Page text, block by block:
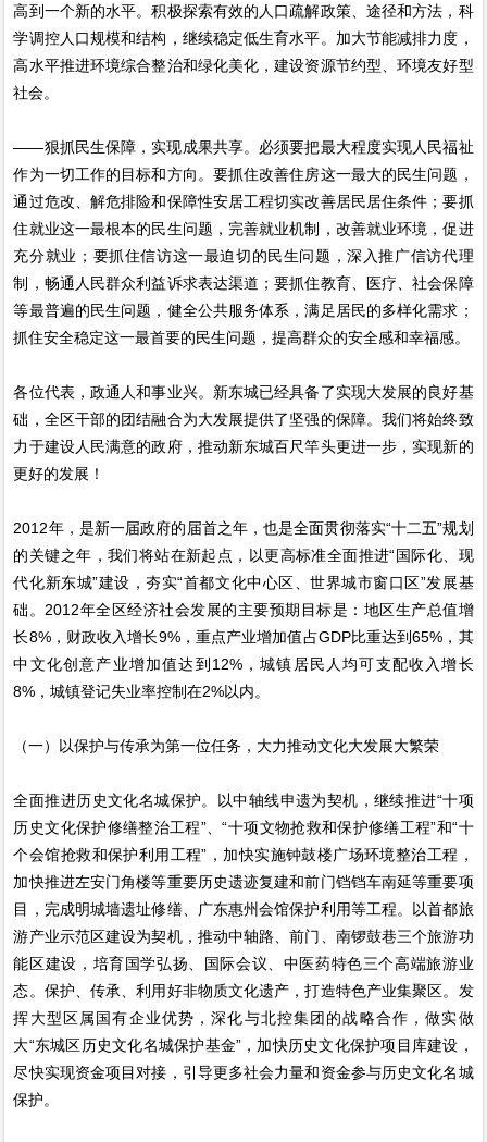
高到一个新的水平。积极探索有效的人口疏解政策、途径和方法，科
学调控人口规模和结构，继续稳定低生育水平。加大节能减排力度，
高水平推进环境综合整治和绿化美化，建设资源节约型、环境友好型
社会。
——狠抓民生保障，实现成果共享。必须要把最大程度实现人民福祉
作为一切工作的目标和方向。要抓住改善住房这一最大的民生问题，
通过危改、解危排险和保障性安居工程切实改善居民居住条件；要抓
住就业这一最根本的民生问题，完善就业机制，改善就业环境，促进
充分就业；要抓住信访这一最迫切的民生问题，深入推广信访代理
制，畅通人民群众利益诉求表达渠道；要抓住教育、医疗、社会保障
等最普遍的民生问题，健全公共服务体系，满足居民的多样化需求；
抓住安全稳定这一最首要的民生问题，提高群众的安全感和幸福感。
各位代表，政通人和事业兴。新东城已经具备了实现大发展的良好基
础，全区干部的团结融合为大发展提供了坚强的保障。我们将始终致
力于建设人民满意的政府，推动新东城百尺竿头更进一步，实现新的
更好的发展！
2012年，是新一届政府的届首之年，也是全面贯彻落实“十二五”规划
的关键之年，我们将站在新起点，以更高标准全面推进“国际化、现
代化新东城”建设，夯实“首都文化中心区、世界城市窗口区”发展基
础。2012年全区经济社会发展的主要预期目标是：地区生产总值增
长8%，财政收入增长9%，重点产业增加值占GDP比重达到65%，其
中文化创意产业增加值达到12%，城镇居民人均可支配收入增长
8%，城镇登记失业率控制在2%以内。
（一）以保护与传承为第一位任务，大力推动文化大发展大繁荣
全面推进历史文化名城保护。以中轴线申遗为契机，继续推进“十项
历史文化保护修缮整治工程”、“十项文物抢救和保护修缮工程”和“十
个会馆抢救和保护利用工程”，加快实施钟鼓楼广场环境整治工程，
加快推进左安门角楼等重要历史遗迹复建和前门铛铛车南延等重要项
目，完成明城墙遗址修缮、广东惠州会馆保护利用等工程。以首都旅
游产业示范区建设为契机，推动中轴路、前门、南锣鼓巷三个旅游功
能区建设，培育国学弘扬、国际会议、中医药特色三个高端旅游业
态。保护、传承、利用好非物质文化遗产，打造特色产业集聚区。发
挥大型区属国有企业优势，深化与北控集团的战略合作，做实做
大“东城区历史文化名城保护基金”，加快历史文化保护项目库建设，
尽快实现资金项目对接，引导更多社会力量和资金参与历史文化名城
保护。